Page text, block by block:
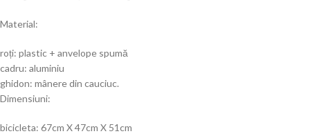
Material:
roți: plastic + anvelope spumă
cadru: aluminiu
ghidon: mânere din cauciuc.
Dimensiuni:
bicicleta: 67cm X 47cm X 51cm